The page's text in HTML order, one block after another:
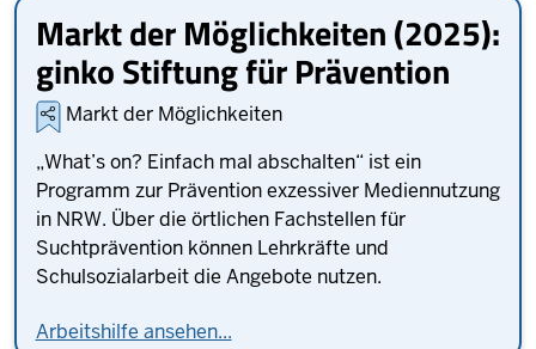
Markt der Möglichkeiten (2025):
ginko Stiftung für Prävention
Markt der Möglichkeiten
„What’s on? Einfach mal abschalten“ ist ein
Programm zur Prävention exzessiver Mediennutzung
in NRW. Über die örtlichen Fachstellen für
Suchtprävention können Lehrkräfte und
Schulsozialarbeit die Angebote nutzen.
Arbeitshilfe ansehen...